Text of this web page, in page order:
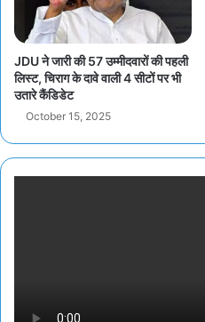
JDU ने जारी की 57 उम्मीदवारों की पहली
लिस्ट, चिराग के दावे वाली 4 सीटों पर भी
उतारे कैंडिडेट
October 15, 2025